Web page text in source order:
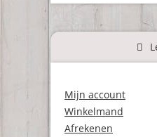
Mijn account
Winkelmand
Afrekenen